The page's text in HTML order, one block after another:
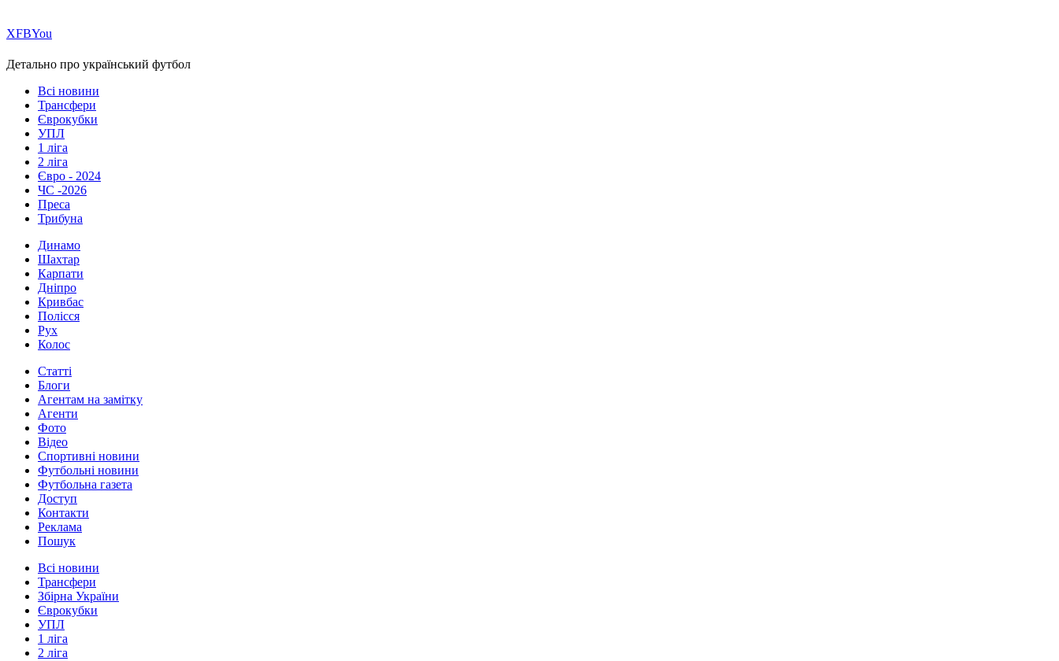
ХFBYou
Детально про український футбол
Всі новини
Трансфери
Єврокубки
УПЛ
1 ліга
2 ліга
Євро - 2024
ЧС -2026
Преса
Трибуна
Динамо
Шахтар
Карпати
Дніпро
Кривбас
Полісся
Рух
Колос
Статті
Блоги
Агентам на замітку
Агенти
Фото
Відео
Спортивні новини
Футбольні новини
Футбольна газета
Доступ
Контакти
Реклама
Пошук
Всі новини
Трансфери
Збірна України
Єврокубки
УПЛ
1 ліга
2 ліга